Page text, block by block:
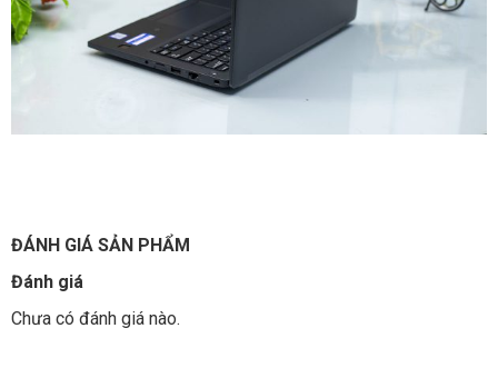
ĐÁNH GIÁ SẢN PHẨM
Đánh giá
Chưa có đánh giá nào.